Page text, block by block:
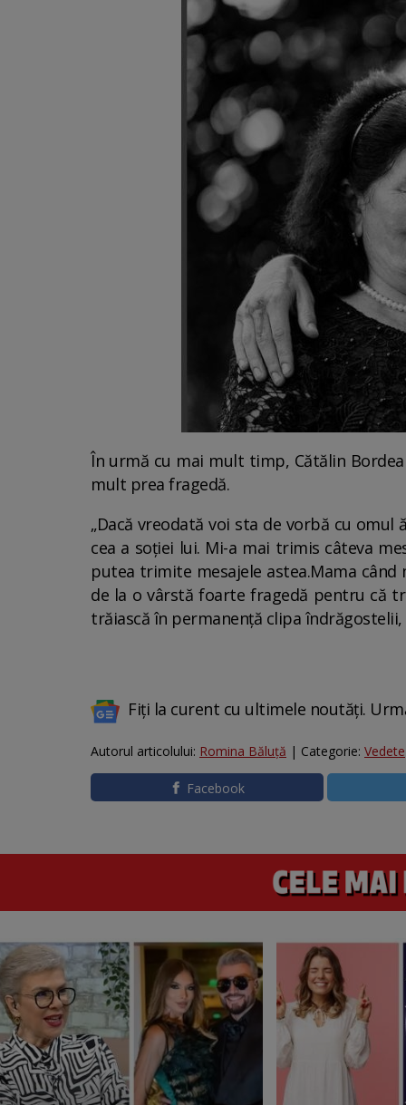
În urmă cu mai mult timp, Cătălin
mult prea fragedă.
„Dacă vreodată voi sta de vorbă cu
cea a soţiei lui. Mi-a mai trimis câteva
putea trimite mesajele astea.Mama
de la o vârstă foarte fragedă pentru că
trăiască în permanenţă clipa îndrăgostelii,
Fiți la curent cu ultimele noutăți.
Autorul articolului: Romina Băluță | Categorie: Vedete
Facebook